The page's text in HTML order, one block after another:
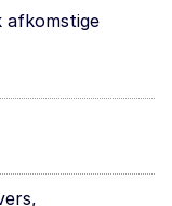
afkomstige